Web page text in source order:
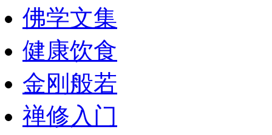
佛学文集
健康饮食
金刚般若
禅修入门